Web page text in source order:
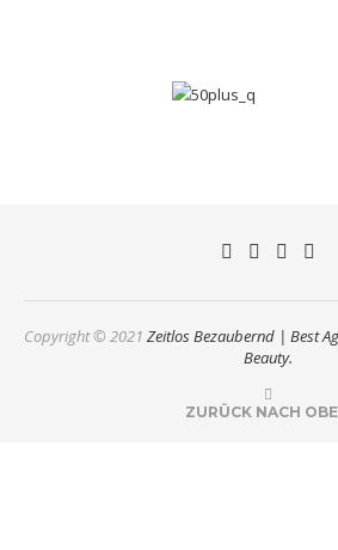
Copyright © 2021 Zeitlos Bezaubernd | Best
Beauty.
ZURÜCK NACH